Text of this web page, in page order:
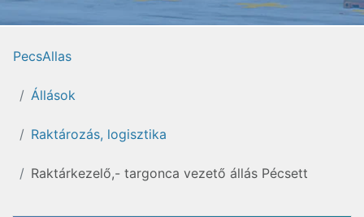
PecsAllas
Állások
Raktározás, logisztika
Raktárkezelő,- targonca vezető állás Pécsett